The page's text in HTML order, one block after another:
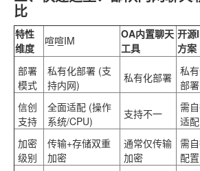
比
特性
维度
喧喧IM
OA内置聊天
工具
开源
方案
部署
模式
私有化部署 (支
持内网)
私有化部署 私
部署
信创
支持
全面适配 (操作
系统/CPU)
支持不一
需
适配
加密
级别
传输+存储双重
加密
通常仅传输
加密
需
配置